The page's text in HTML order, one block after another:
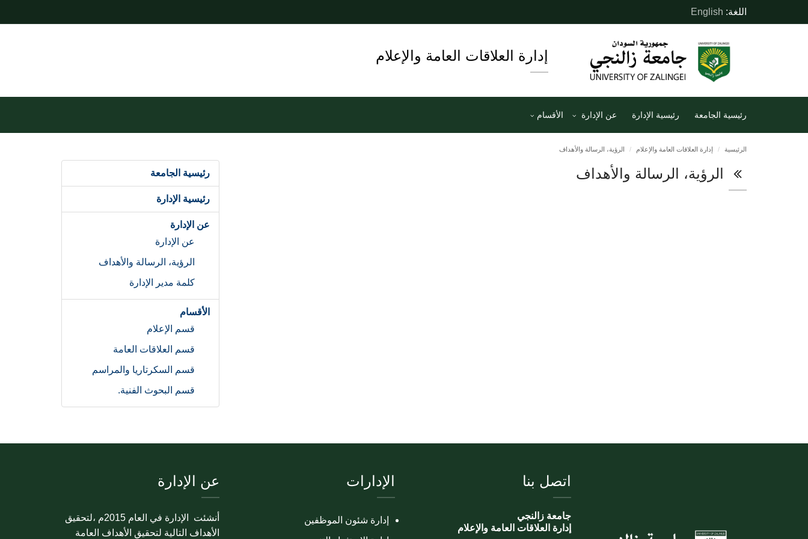
اللغة: English
إدارة العلاقات العامة والإعلام
رئيسية الجامعة رئيسية الإدارة عن الإدارة الأقسام
الرئيسية إدارة العلاقات العامة والإعلام الرؤية، الرسالة والأهداف
الرؤية، الرسالة والأهداف رئيسية الجامعة
رئيسية الإدارة
عن الإدارة
عن الإدارة
الرؤية، الرسالة والأهداف
كلمة مدير الإدارة
الأقسام
قسم الإعلام
قسم العلاقات العامة
قسم السكرتاريا والمراسم
قسم البحوث الفنية.
اتصل بنا
جامعة زالنجي
إدارة العلاقات العامة والإعلام
الإدارات
إدارة شئون الموظفين
عن الإدارة
أنشئت الإدارة في العام 2015م ،لتحقيق
الأهداف التالية لتحقيق الأهداف العامة